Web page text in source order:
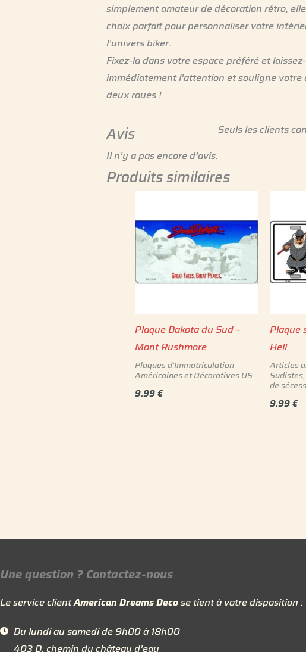
simplement amateur de décoration rétro,
choix parfait pour personnaliser votre
l’univers biker.
Fixez-la dans votre espace préféré et
immédiatement l’attention et souligne
deux roues !
Avis
Il n’y a pas encore d’avis.
Seuls les clients
Produits similaires
Plaque Dakota du Sud –
Mont Rushmore
Plaques d'Immatriculation
Américaines et Décoratives US
9.99€
Plaque
Hell
Articles
de
9.99€
Une question ? Contactez-nous
Le service clientAmerican Dreams Decose tient à votre disposition :
Du lundi au samedi de 9h00 à 18h00
403 D, chemin du château d’eau